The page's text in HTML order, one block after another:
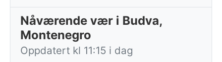
Nåværende vær i Budva,
Montenegro
Oppdatert kl 11:15 i dag